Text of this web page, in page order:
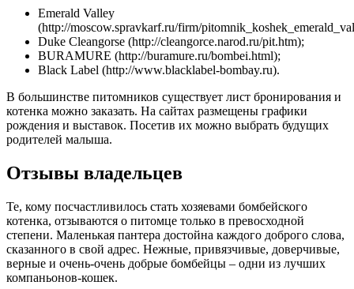
Emerald Valley
(http://moscow.spravkarf.ru/firm/
Duke Cleangorse (http://cleangorce.narod.ru/pit.htm);
BURAMURE (http://buramure.ru/bombei.html);
Black Label (http://www.blacklabel-bombay.ru).
В большинстве питомников существует лист бронирования и
котенка можно заказать. На сайтах размещены графики
рождения и выставок. Посетив их можно выбрать будущих
родителей малыша.
Отзывы владельцев
Те, кому посчастливилось стать хозяевами бомбейского
котенка, отзываются о питомце только в превосходной
степени. Маленькая пантера достойна каждого доброго слова,
сказанного в свой адрес. Нежные, привязчивые, доверчивые,
верные и очень-очень добрые бомбейцы – одни из лучших
компаньонов-кошек.